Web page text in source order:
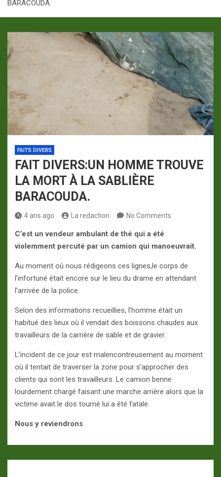
BARACOUDA.
FAITS DIVERS
FAIT DIVERS:UN HOMME TROUVE
LA MORT À LA SABLIÈRE
BARACOUDA.
4 ans ago La redaction No Comments
C’est un vendeur ambulant de thé qui a été
violemment percuté par un camion qui manoeuvrait.
Au moment où nous rédigeons ces lignes,le corps de
l’infortuné était encore sur le lieu du drame en attendant
l’arrivée de la police.
Selon des informations recueillies, l’homme était un
habitué des lieux où il vendait des boissons chaudes aux
travailleurs de la carrière de sable et de gravier.
L’incident de ce jour est malencontreusement au moment
où il tentait de traverser la zone pour s’approcher des
clients qui sont les travailleurs. Le camion benne
lourdement chargé faisant une marche arrière alors que la
victime avait le dos tourné lui a été fatale.
Nous y reviendrons .
p